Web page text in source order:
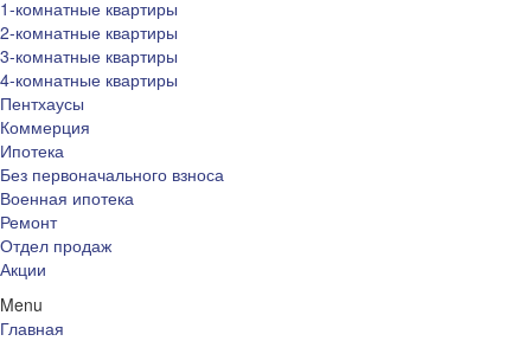
1-комнатные квартиры
2-комнатные квартиры
3-комнатные квартиры
4-комнатные квартиры
Пентхаусы
Коммерция
Ипотека
Без первоначального взноса
Военная ипотека
Ремонт
Отдел продаж
Акции
Menu
Главная